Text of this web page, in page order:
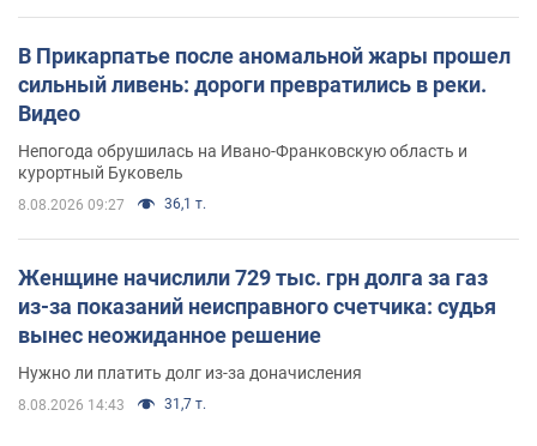
В Прикарпатье после аномальной жары прошел
сильный ливень: дороги превратились в реки.
Видео
Непогода обрушилась на Ивано-Франковскую область и
курортный Буковель
8.08.2026 09:27 36,1 т.
Женщине начислили 729 тыс. грн долга за газ
из-за показаний неисправного счетчика: судья
вынес неожиданное решение
Нужно ли платить долг из-за доначисления
8.08.2026 14:43 31,7 т.